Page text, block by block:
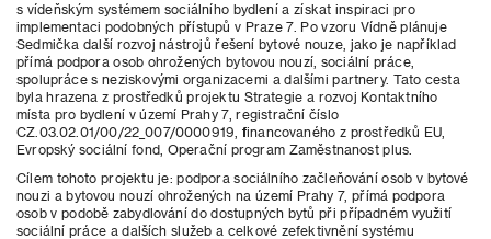
s vídeňským systémem sociálního bydlení a získat inspiraci pro
implementaci podobných přístupů v Praze 7. Po vzoru Vídně plánuje
Sedmička další rozvoj nástrojů řešení bytové nouze, jako je například
přímá podpora osob ohrožených bytovou nouzí, sociální práce,
spolupráce s neziskovými organizacemi a dalšími partnery. Tato cesta
byla hrazena z prostředků projektu Strategie a rozvoj Kontaktního
místa pro bydlení v území Prahy 7, registrační číslo
CZ.03.02.01/00/22_007/0000919, financovaného z prostředků EU,
Evropský sociální fond, Operační program Zaměstnanost plus.
Cílem tohoto projektu je: podpora sociálního začleňování osob v bytové
nouzi a bytovou nouzí ohrožených na území Prahy 7, přímá podpora
osob v podobě zabydlování do dostupných bytů při případném využití
sociální práce a dalších služeb a celkové zefektivnění systému